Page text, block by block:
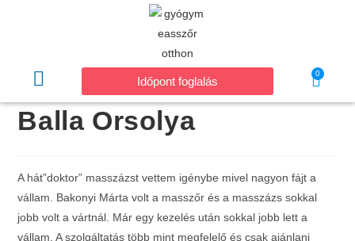
Időpont foglalás
0
Balla Orsolya
A hát”doktor” masszázst vettem igénybe mivel nagyon fájt a
vállam. Bakonyi Márta volt a masszőr és a masszázs sokkal
jobb volt a vártnál. Már egy kezelés után sokkal jobb lett a
vállam. A szolgáltatás több mint megfelelő és csak ajánlani